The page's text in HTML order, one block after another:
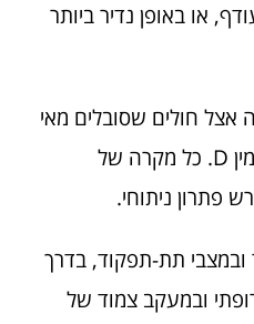
או באופן נדיר ביותר
אצל חולים שסובלים מאי
ספיקת כליות או מחוסר בוויטמין D. כל מקרה של
פתרון ניתוחי.
תת-תפקוד, בדרך
ובמעקב צמוד של